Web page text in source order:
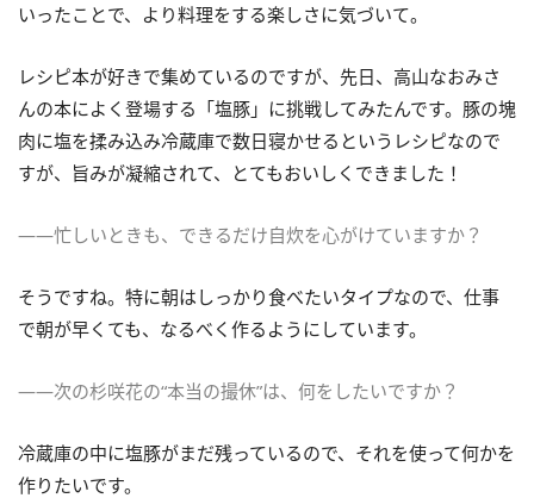
いったことで、より料理をする楽しさに気づいて。
レシピ本が好きで集めているのですが、先日、高山なおみさ
んの本によく登場する「塩豚」に挑戦してみたんです。豚の塊
肉に塩を揉み込み冷蔵庫で数日寝かせるというレシピなので
すが、旨みが凝縮されて、とてもおいしくできました！
――忙しいときも、できるだけ自炊を心がけていますか？
そうですね。特に朝はしっかり食べたいタイプなので、仕事
で朝が早くても、なるべく作るようにしています。
――次の杉咲花の“本当の撮休”は、何をしたいですか？
冷蔵庫の中に塩豚がまだ残っているので、それを使って何かを
作りたいです。